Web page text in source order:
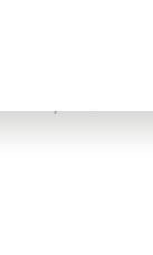
1972/1978